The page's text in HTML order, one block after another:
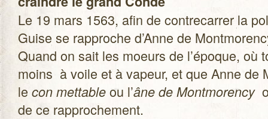
Le 19 mars 1563, afin de contre­car­rer la
Guise se rap­proche d’Anne de
Quand on sait les moeurs de l’époque, où
moins à voile et à vapeur, et que Anne de
le con met­table ou l’âne de Mont­mo­rency
de ce rapprochement.